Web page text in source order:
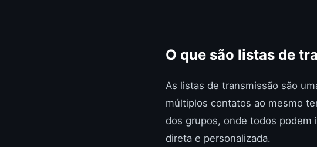
O que são listas de
As listas de transmissão são
múltiplos contatos ao mesmo
dos grupos, onde todos podem
direta e personalizada.